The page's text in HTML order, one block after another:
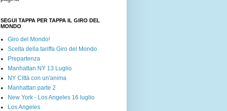
SEGUI TAPPA PER TAPPA IL GIRO DEL
MONDO
Giro del Mondo!
Scelta della tariffa Giro del Mondo
Prepartenza
Manhattan NY 13 Luglio
NY Città con un'anima
Manhattan parte 2
New York - Los Angeles 16 luglio
Los Angeles